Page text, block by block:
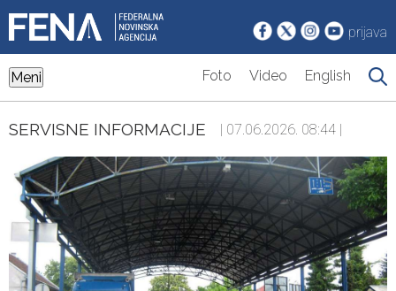
prijava
Meni Foto Video English
SERVISNE INFORMACIJE | 07.06.2026. 08:44 |